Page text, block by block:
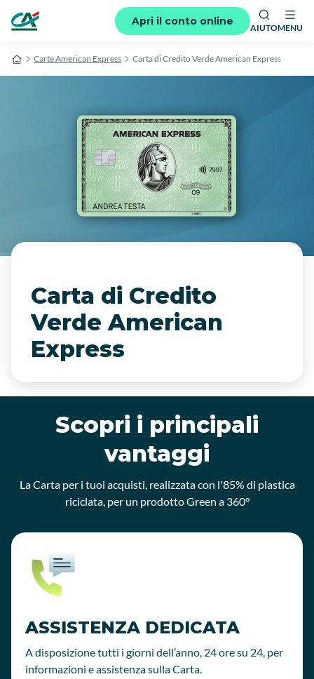
Apri il conto online
AIUTOMENU
Carte American Express Carta di Credito Verde American Express
Carta di Credito
Verde American
Express
Scopri i principali
vantaggi
La Carta per i tuoi acquisti, realizzata con l'85% di plastica
riciclata, per un prodotto Green a 360°
ASSISTENZA DEDICATA
A disposizione tutti i giorni dell’anno, 24 ore su 24, per
informazioni e assistenza sulla Carta.